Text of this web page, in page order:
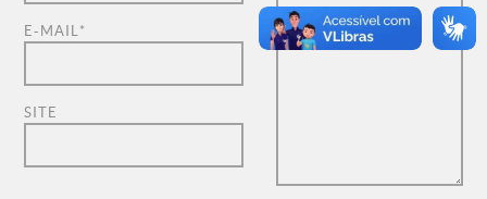
E-MAIL *
SITE